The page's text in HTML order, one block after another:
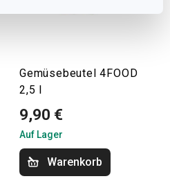
Gemüsebeutel 4FOOD
2,5 l
9,90 €
Auf Lager
Warenkorb